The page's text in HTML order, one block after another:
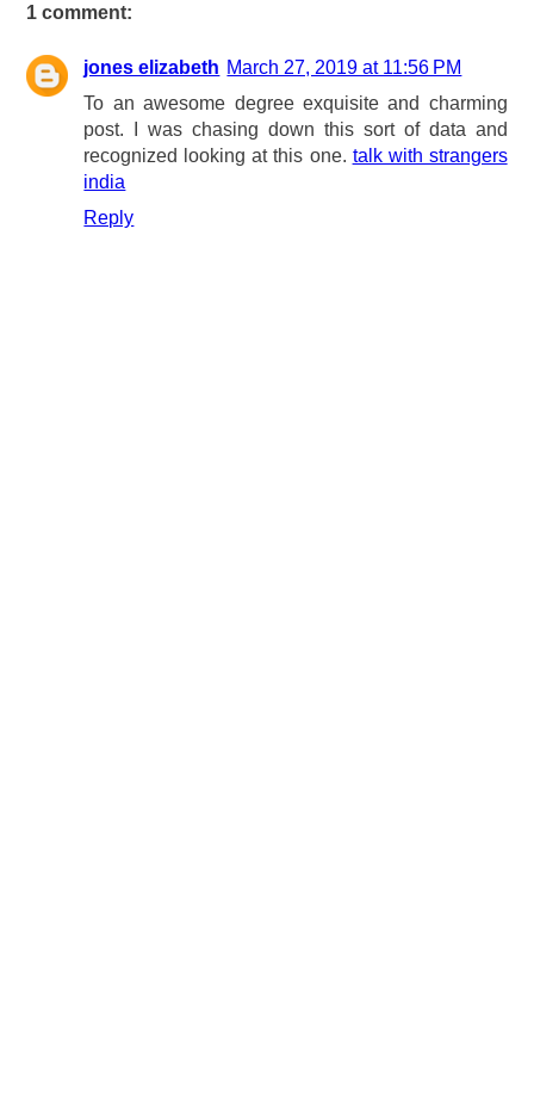
1 comment:
jones elizabeth March 27, 2019 at 11:56 PM
To an awesome degree exquisite and charming
post. I was chasing down this sort of data and
recognized looking at this one. talk with strangers
india
Reply